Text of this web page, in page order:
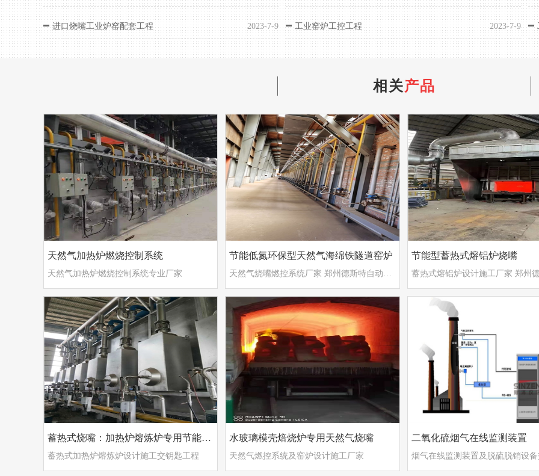
进口烧嘴工业炉窑配套工程 2023-7-9 工业窑炉工控工程 2023-7-9
相关产品
天然气加热炉燃烧控制系统
天然气加热炉燃烧控制系统专业厂家
节能低氮环保型天然气海绵铁隧道窑炉
天然气烧嘴燃控系统厂家 郑州德斯特自动化设备有限公司
节能型蓄热式熔铝炉烧嘴
蓄热式烧嘴：加热炉熔炼炉专用节能燃烧器
蓄热式加热炉熔炼炉设计施工交钥匙工程
水玻璃模壳焙烧炉专用天然气烧嘴
天然气燃控系统及窑炉设计施工厂家
二氧化硫烟气在线监测装置